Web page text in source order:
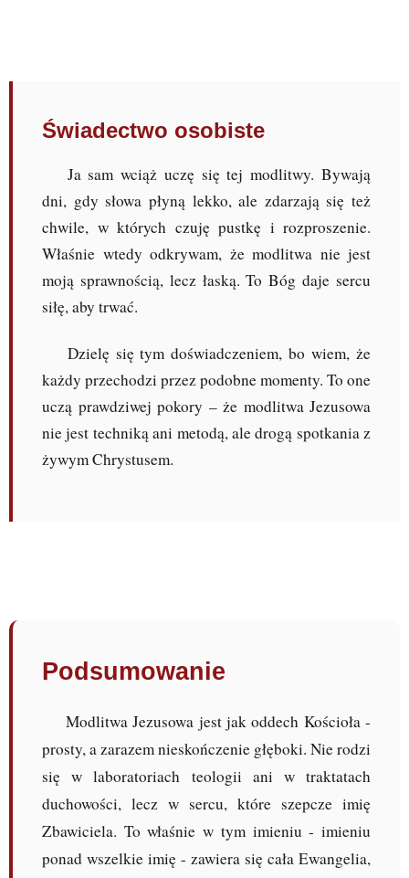
Świadectwo osobiste
Ja sam wciąż uczę się tej modlitwy. Bywają
dni, gdy słowa płyną lekko, ale zdarzają się też
chwile, w których czuję pustkę i rozproszenie.
Właśnie wtedy odkrywam, że modlitwa nie jest
moją sprawnością, lecz łaską. To Bóg daje sercu
siłę, aby trwać.
Dzielę się tym doświadczeniem, bo wiem, że
każdy przechodzi przez podobne momenty. To one
uczą prawdziwej pokory – że modlitwa Jezusowa
nie jest techniką ani metodą, ale drogą spotkania z
żywym Chrystusem.
Podsumowanie
Modlitwa Jezusowa jest jak oddech Kościoła -
prosty, a zarazem nieskończenie głęboki. Nie rodzi
się w laboratoriach teologii ani w traktatach
duchowości, lecz w sercu, które szepcze imię
Zbawiciela. To właśnie w tym imieniu - imieniu
ponad wszelkie imię - zawiera się cała Ewangelia,